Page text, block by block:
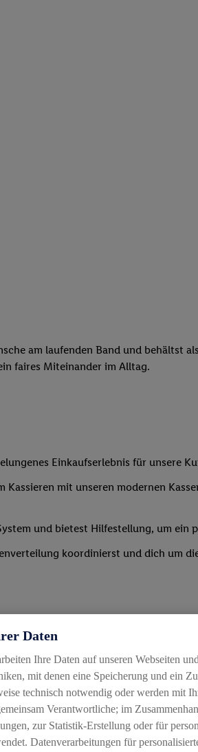
am laufenden Band und behältst
faires Miteinander im Alltag.
Einkaufserlebnis für unsere
mit unseren modernen
und bietest Hilfestellung, um ein
koordinierst und dich um
Führungserfahrung z. B. in der
zu motivieren
Daten
Ihre Daten auf unseren Webseiten
mit denen eine Speicherung und ein
technisch notwendig oder werden mit
Verantwortliche; im
zur Statistik-Erstellung oder für
Datenverarbeitungen für